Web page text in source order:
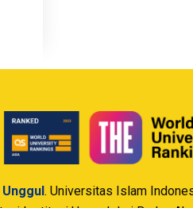
. Universitas Islam